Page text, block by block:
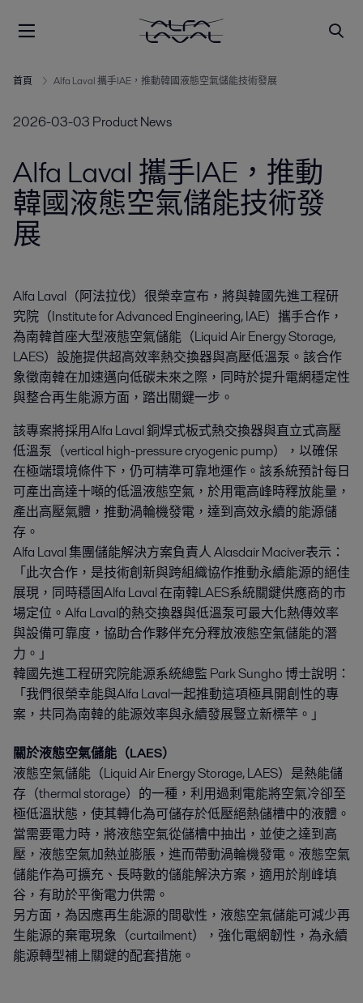
首頁 Alfa Laval 攜手IAE，推動韓國液態空氣儲能技術發展
2026-03-03 Product News
Alfa Laval 攜手IAE，推動
韓國液態空氣儲能技術發
展
Alfa Laval（阿法拉伐）很榮幸宣布，將與韓國先進工程研
究院（Institute for Advanced Engineering, IAE）攜手合作，
為南韓首座大型液態空氣儲能（Liquid Air Energy Storage,
LAES）設施提供超高效率熱交換器與高壓低溫泵。該合作
象徵南韓在加速邁向低碳未來之際，同時於提升電網穩定性
與整合再生能源方面，踏出關鍵一步。
該專案將採用Alfa Laval 銅焊式板式熱交換器與直立式高壓
低溫泵（vertical high-pressure cryogenic pump），以確保
在極端環境條件下，仍可精準可靠地運作。該系統預計每日
可產出高達十噸的低溫液態空氣，於用電高峰時釋放能量，
產出高壓氣體，推動渦輪機發電，達到高效永續的能源儲
存。
Alfa Laval 集團儲能解決方案負責人 Alasdair Maciver表示：
「此次合作，是技術創新與跨組織協作推動永續能源的絕佳
展現，同時穩固Alfa Laval 在南韓LAES系統關鍵供應商的市
場定位。Alfa Laval的熱交換器與低溫泵可最大化熱傳效率
與設備可靠度，協助合作夥伴充分釋放液態空氣儲能的潛
力。」
韓國先進工程研究院能源系統總監 Park Sungho 博士說明：
「我們很榮幸能與Alfa Laval一起推動這項極具開創性的專
案，共同為南韓的能源效率與永續發展豎立新標竿。」
關於液態空氣儲能（LAES）
液態空氣儲能（Liquid Air Energy Storage, LAES）是熱能儲
存（thermal storage）的一種，利用過剩電能將空氣冷卻至
極低溫狀態，使其轉化為可儲存於低壓絕熱儲槽中的液體。
當需要電力時，將液態空氣從儲槽中抽出，並使之達到高
壓，液態空氣加熱並膨脹，進而帶動渦輪機發電。液態空氣
儲能作為可擴充、長時數的儲能解決方案，適用於削峰填
谷，有助於平衡電力供需。
另方面，為因應再生能源的間歇性，液態空氣儲能可減少再
生能源的棄電現象（curtailment），強化電網韌性，為永續
能源轉型補上關鍵的配套措施。